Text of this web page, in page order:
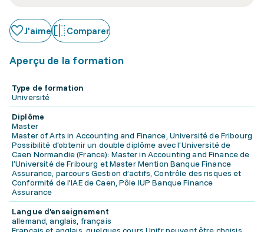
J'aime Comparer
Aperçu de la formation
Type de formation
Université
Diplôme
Master
Master of Arts in Accounting and Finance, Université de Fribourg
Possibilité d'obtenir un double diplôme avec l'Université de
Caen Normandie (France): Master in Accounting and Finance de
l’Université de Fribourg et Master Mention Banque Finance
Assurance, parcours Gestion d’actifs, Contrôle des risques et
Conformité de l’IAE de Caen, Pôle IUP Banque Finance
Assurance
Langue d'enseignement
allemand, anglais, français